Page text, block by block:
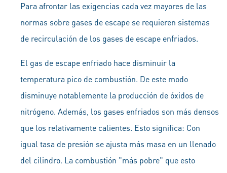
Para afrontar las exigencias cada vez mayores de las
normas sobre gases de escape se requieren sistemas
de recirculación de los gases de escape enfriados.
El gas de escape enfriado hace disminuir la
temperatura pico de combustión. De este modo
disminuye notablemente la producción de óxidos de
nitrógeno. Además, los gases enfriados son más densos
que los relativamente calientes. Esto significa: Con
igual tasa de presión se ajusta más masa en un llenado
del cilindro. La combustión "más pobre" que esto